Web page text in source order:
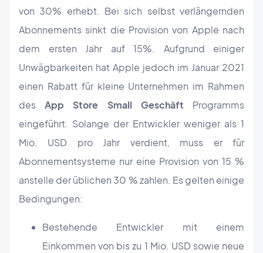
von 30% erhebt. Bei sich selbst verlängernden
Abonnements sinkt die Provision von Apple nach
dem ersten Jahr auf 15%. Aufgrund einiger
Unwägbarkeiten hat Apple jedoch im Januar 2021
einen Rabatt für kleine Unternehmen im Rahmen
desApp Store Small Geschäft Programms
eingeführt. Solange der Entwickler weniger als 1
Mio. USD pro Jahr verdient, muss er für
Abonnementsysteme nur eine Provision von 15 %
anstelle der üblichen 30 % zahlen. Es gelten einige
Bedingungen:
Bestehende Entwickler mit einem
Einkommen von bis zu 1 Mio. USD sowie neue